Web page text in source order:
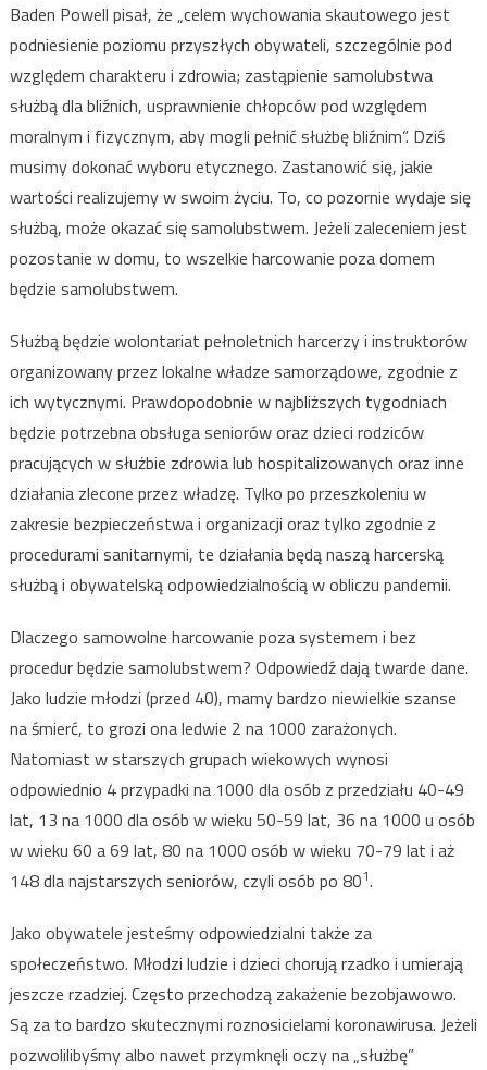
Baden Powell pisał, że „celem wychowania skautowego jest
podniesienie poziomu przyszłych obywateli, szczególnie pod
względem charakteru i zdrowia; zastąpienie samolubstwa
służbą dla bliźnich, usprawnienie chłopców pod względem
moralnym i fizycznym, aby mogli pełnić służbę bliźnim”. Dziś
musimy dokonać wyboru etycznego. Zastanowić się, jakie
wartości realizujemy w swoim życiu. To, co pozornie wydaje się
służbą, może okazać się samolubstwem. Jeżeli zaleceniem jest
pozostanie w domu, to wszelkie harcowanie poza domem
będzie samolubstwem.
Służbą będzie wolontariat pełnoletnich harcerzy i instruktorów
organizowany przez lokalne władze samorządowe, zgodnie z
ich wytycznymi. Prawdopodobnie w najbliższych tygodniach
będzie potrzebna obsługa seniorów oraz dzieci rodziców
pracujących w służbie zdrowia lub hospitalizowanych oraz inne
działania zlecone przez władzę. Tylko po przeszkoleniu w
zakresie bezpieczeństwa i organizacji oraz tylko zgodnie z
procedurami sanitarnymi, te działania będą naszą harcerską
służbą i obywatelską odpowiedzialnością w obliczu pandemii.
Dlaczego samowolne harcowanie poza systemem i bez
procedur będzie samolubstwem? Odpowiedź dają twarde dane.
Jako ludzie młodzi (przed 40), mamy bardzo niewielkie szanse
na śmierć, to grozi ona ledwie 2 na 1000 zarażonych.
Natomiast w starszych grupach wiekowych wynosi
odpowiednio 4 przypadki na 1000 dla osób z przedziału 40-49
lat, 13 na 1000 dla osób w wieku 50-59 lat, 36 na 1000 u osób
w wieku 60 a 69 lat, 80 na 1000 osób w wieku 70-79 lat i aż
148 dla najstarszych seniorów, czyli osób po 801.
Jako obywatele jesteśmy odpowiedzialni także za
społeczeństwo. Młodzi ludzie i dzieci chorują rzadko i umierają
jeszcze rzadziej. Często przechodzą zakażenie bezobjawowo.
Są za to bardzo skutecznymi roznosicielami koronawirusa. Jeżeli
pozwolilibyśmy albo nawet przymknęli oczy na „służbę”